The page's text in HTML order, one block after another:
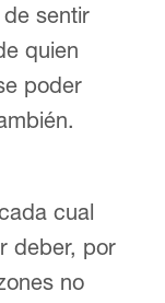
sentir
quien
poder
cual
deber, por
no